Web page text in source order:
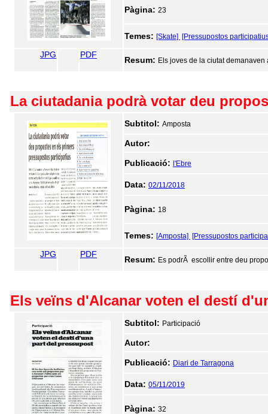
Pàgina: 23
Temes: [Skate] [Pressupostos
JPG PDF
Resum: Els joves de la ciutat demanaven
La ciutadania podrà votar deu
Subtitol: Amposta
Autor:
Publicació: l'Ebre
Data: 02/11/2018
Pàgina: 18
Temes: [Amposta] [Pressupostos
JPG PDF
Resum: Es podrÃ escollir entre deu
Els veïns d'Alcanar voten el destí
Subtitol: Participació
Autor:
Publicació: Diari de Tarragona
Data: 05/11/2019
Pàgina: 32